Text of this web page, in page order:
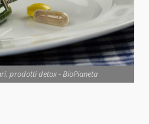
prodotti detox - BioPianeta